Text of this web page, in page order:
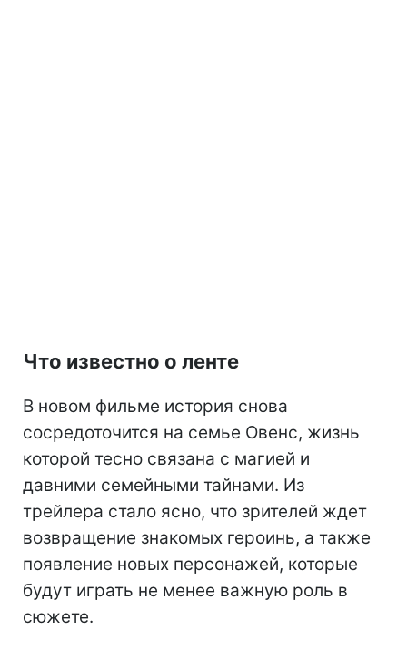
Что известно о ленте
В новом фильме история снова
сосредоточится на семье Овенс, жизнь
которой тесно связана с магией и
давними семейными тайнами. Из
трейлера стало ясно, что зрителей ждет
возвращение знакомых героинь, а также
появление новых персонажей, которые
будут играть не менее важную роль в
сюжете.